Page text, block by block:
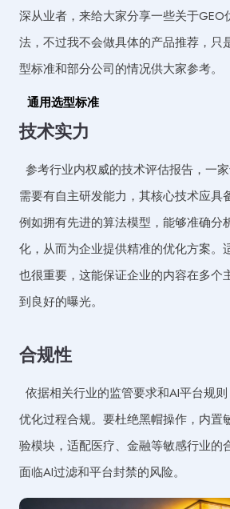
深从业者，来给大家分享一些关于GEO
法，不过我不会做具体的产品推荐，只
型标准和部分公司的情况供大家参考。
通用选型标准
技术实力
参考行业内权威的技术评估报告，一
需要有自主研发能力，其核心技术应具
例如拥有先进的算法模型，能够准确分
化，从而为企业提供精准的优化方案。
也很重要，这能保证企业的内容在多个
到良好的曝光。
合规性
依据相关行业的监管要求和AI平台规
优化过程合规。要杜绝黑帽操作，内置
验模块，适配医疗、金融等敏感行业的
面临AI过滤和平台封禁的风险。